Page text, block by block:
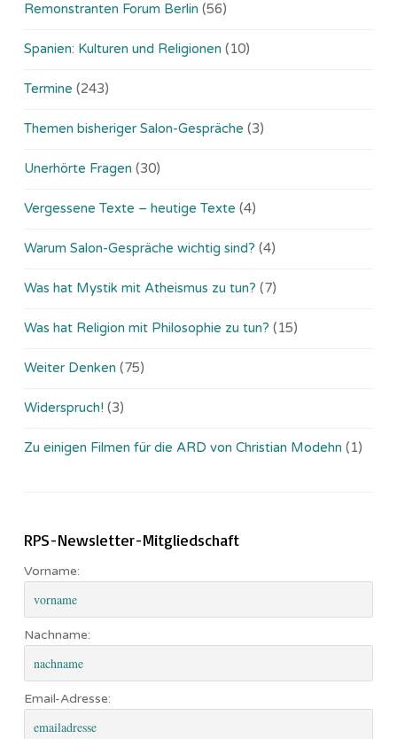
Remonstranten Forum Berlin (56)
Spanien: Kulturen und Religionen (10)
Termine (243)
Themen bisheriger Salon-Gespräche (3)
Unerhörte Fragen (30)
Vergessene Texte – heutige Texte (4)
Warum Salon-Gespräche wichtig sind? (4)
Was hat Mystik mit Atheismus zu tun? (7)
Was hat Religion mit Philosophie zu tun? (15)
Weiter Denken (75)
Widerspruch! (3)
Zu einigen Filmen für die ARD von Christian Modehn (1)
RPS-Newsletter-Mitgliedschaft
Vorname:
Nachname:
Email-Adresse: